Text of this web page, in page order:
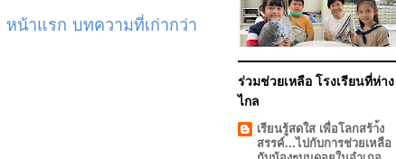
บทความที่เก่ากว่า
หน้าแรก
ร่วมช่วยเหลือ โรงเรียนที่ห่าง
ไกล
เรียนรู้สดใส เพื่อโลกสร้า้ง
สรรค์...ไปกับการช่วยเหลือ